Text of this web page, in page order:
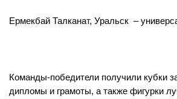
Ермекбай Талканат, Уральск –
Команды-победители получили кубки
дипломы и грамоты, а также фигурки